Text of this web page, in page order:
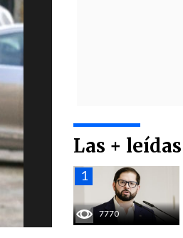
Las + leídas
7770